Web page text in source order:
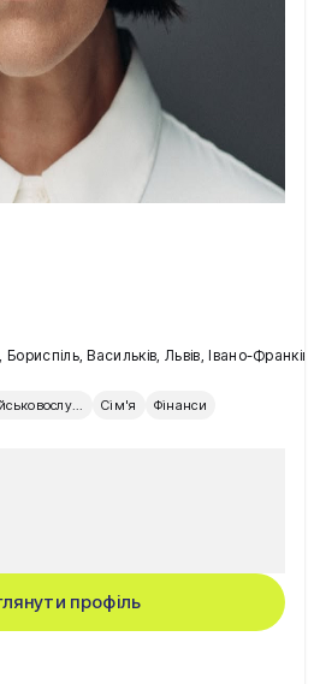
Васильків, Львів, Івано-
Для військовослужбовців Сім'я
Фінанси
профіль